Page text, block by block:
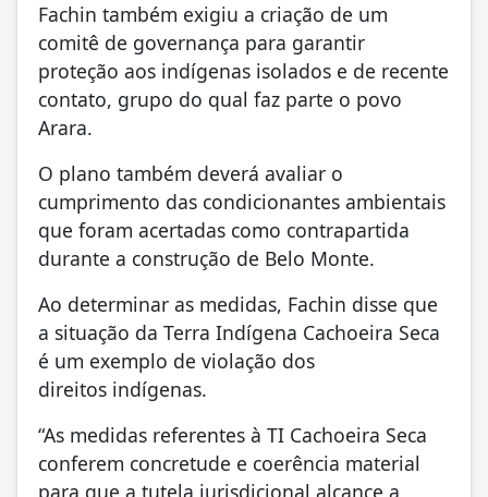
Fachin também exigiu a criação de um
comitê de governança para garantir
proteção aos indígenas isolados e de recente
contato, grupo do qual faz parte o povo
Arara.
O plano também deverá avaliar o
cumprimento das condicionantes ambientais
que foram acertadas como contrapartida
durante a construção de Belo Monte.
Ao determinar as medidas, Fachin disse que
a situação da Terra Indígena Cachoeira Seca
é um exemplo de violação dos
direitos indígenas.
“As medidas referentes à TI Cachoeira Seca
conferem concretude e coerência material
para que a tutela jurisdicional alcance a